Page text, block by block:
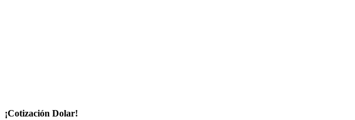
¡Cotización Dolar!